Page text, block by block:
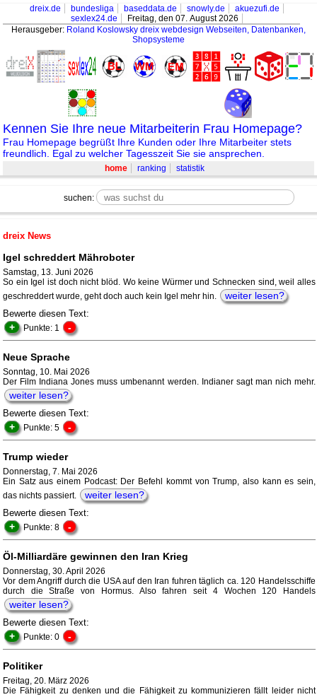
dreix.de bundesliga baseddata.de snowly.de
akuezufi.de
sexlex24.de
Freitag, den 07. August 2026
Herausgeber: Roland Koslowsky dreix webdesign Webseiten, Datenbanken,
Shopsysteme
Kennen Sie Ihre neue Mitarbeiterin Frau Homepage?
Frau Homepage begrüßt Ihre Kunden oder Ihre Mitarbeiter stets
freundlich. Egal zu welcher Tagesszeit Sie sie ansprechen.
home ranking statistik
suchen:
dreix News
Igel schreddert Mähroboter
Samstag, 13. Juni 2026
So ein Igel ist doch nicht blöd. Wo keine Würmer und Schnecken sind, weil alles
geschreddert wurde, geht doch auch kein Igel mehr hin.
weiter lesen?
Bewerte diesen Text:
+ Punkte: 1 -
Neue Sprache
Sonntag, 10. Mai 2026
Der Film Indiana Jones muss umbenannt werden. Indianer sagt man nich mehr.
weiter lesen?
Bewerte diesen Text:
+ Punkte: 5 -
Trump wieder
Donnerstag, 7. Mai 2026
Ein Satz aus einem Podcast: Der Befehl kommt von Trump, also kann es sein,
das nichts passiert.
weiter lesen?
Bewerte diesen Text:
+ Punkte: 8 -
Öl-Milliardäre gewinnen den Iran Krieg
Donnerstag, 30. April 2026
Vor dem Angriff durch die USA auf den Iran fuhren täglich ca. 120 Handelsschiffe
durch die Straße von Hormus. Also fahren seit 4 Wochen 120 Handels
weiter lesen?
Bewerte diesen Text:
+ Punkte: 0 -
Politiker
Freitag, 20. März 2026
Die Fähigkeit zu denken und die Fähigkeit zu kommunizieren fällt leider nicht